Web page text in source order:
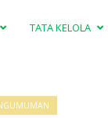
TATA KELOLA